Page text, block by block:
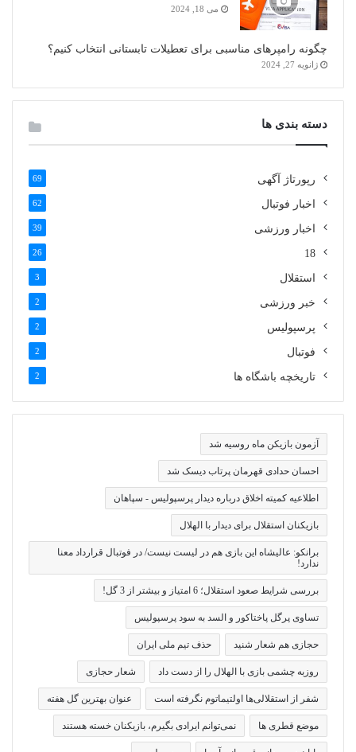
می 18, 2024
چگونه رامپرهای مناسبی برای تعطیلات تابستانی انتخاب کنیم؟
ژانویه 27, 2024
دسته بندی ها
رپورتاژ آگهی 69
اخبار فوتبال 62
اخبار ورزشی 39
18
26
استقلال 3
خبر ورزشی 2
پرسپولیس 2
فوتبال 2
تاریخچه باشگاه ها 2
آزمون بازیکن ماه روسیه شد
احسان حدادی قهرمان پرتاب دیسک شد
اطلاعیه کمیته اخلاق درباره دیدار پرسپولیس - سپاهان
بازیکنان استقلال برای دیدار با الهلال
برانکو: عالیشاه این بازی هم در لیست نیست/ در فوتبال قرارداد معنا
ندارد!
بررسی شرایط صعود استقلال؛ 6 امتیاز و بیشتر از 3 گل!
تساوی پرگل پاختاکور و السد به سود پرسپولیس
حجازی هم شعار شنید حذف تیم ملی ایران
روزبه چشمی بازی با الهلال را از دست داد شعار حجازی
شفر از استقلالی‌ها اولتیماتوم نگرفته است عنوان بهترین گل هفته
موضع قطری ها نمی‌توانم ایرادی بگیرم، بازیکنان خسته هستند